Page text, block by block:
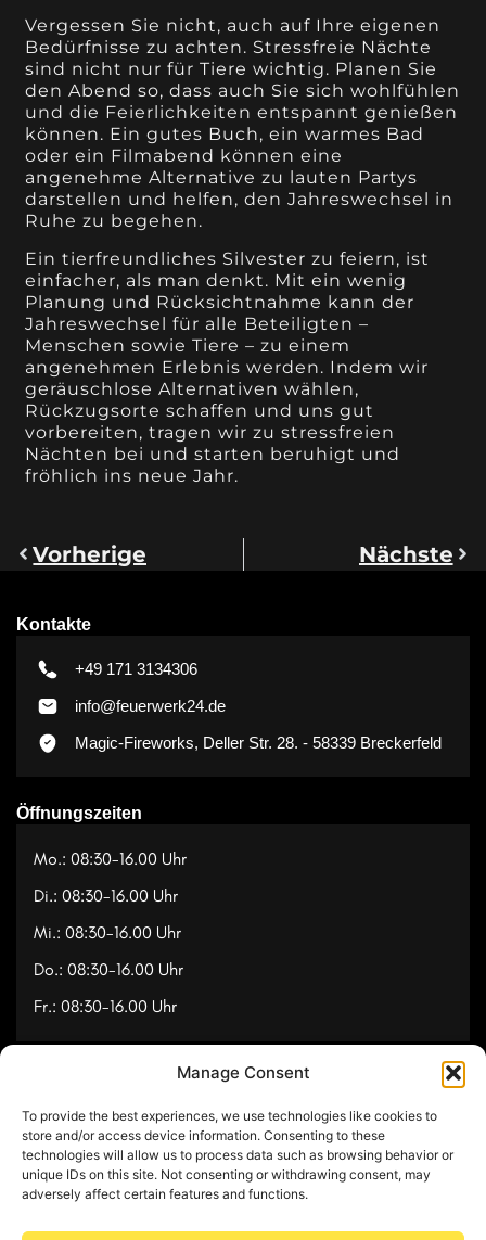
Manage Consent
To provide the best experiences, we use technologies like cookies to
store and/or access device information. Consenting to these
technologies will allow us to process data such as browsing behavior or
unique IDs on this site. Not consenting or withdrawing consent, may
adversely affect certain features and functions.
Vergessen Sie nicht, auch auf Ihre eigenen
Bedürfnisse zu achten. Stressfreie Nächte
sind nicht nur für Tiere wichtig. Planen Sie
den Abend so, dass auch Sie sich wohlfühlen
und die Feierlichkeiten entspannt genießen
können. Ein gutes Buch, ein warmes Bad
oder ein Filmabend können eine
angenehme Alternative zu lauten Partys
darstellen und helfen, den Jahreswechsel in
Ruhe zu begehen.
Ein tierfreundliches Silvester zu feiern, ist
einfacher, als man denkt. Mit ein wenig
Planung und Rücksichtnahme kann der
Jahreswechsel für alle Beteiligten –
Menschen sowie Tiere – zu einem
angenehmen Erlebnis werden. Indem wir
geräuschlose Alternativen wählen,
Rückzugsorte schaffen und uns gut
vorbereiten, tragen wir zu stressfreien
Nächten bei und starten beruhigt und
fröhlich ins neue Jahr.
Vorherige Nächste
Kontakte
+49 171 3134306
info@feuerwerk24.de
Magic-Fireworks, Deller Str. 28. - 58339 Breckerfeld
Öffnungszeiten
Mo.: 08:30-16.00 Uhr
Di.: 08:30-16.00 Uhr
Mi.: 08:30-16.00 Uhr
Do.: 08:30-16.00 Uhr
Fr.: 08:30-16.00 Uhr
Referenzen
Videos
Über uns
Kontakt